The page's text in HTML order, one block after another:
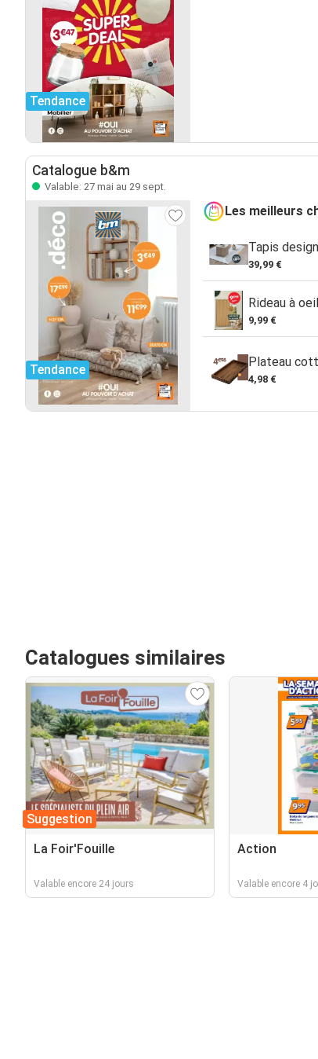
Tendance
Catalogue b&m
Valable: 27 mai au 29 sept.
Tendance
Les meilleurs
Tapis design
39,99 €
Rideau à
9,99 €
Plateau
4,98 €
Catalogues similaires
Suggestion
La Foir'Fouille
Valable encore 24 jours
Action
Valable encore 4